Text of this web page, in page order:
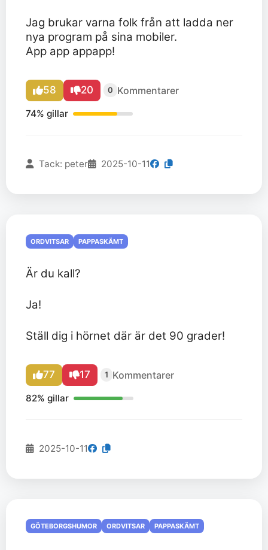
Jag brukar varna folk från att ladda ner
nya program på sina mobiler.
App app appapp!
58 20 0 Kommentarer
74% gillar
Tack: peter 2025-10-11
ORDVITSAR PAPPASKÄMT
Är du kall?
Ja!
Ställ dig i hörnet där är det 90 grader!
77 17 1 Kommentarer
82% gillar
2025-10-11
GÖTEBORGSHUMOR ORDVITSAR PAPPASKÄMT